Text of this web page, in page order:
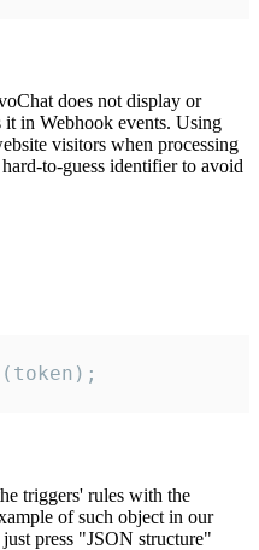
does not display or
in Webhook events. Using
visitors when processing
to-guess identifier to avoid
triggers' rules with the
of such object in our
press "JSON structure"